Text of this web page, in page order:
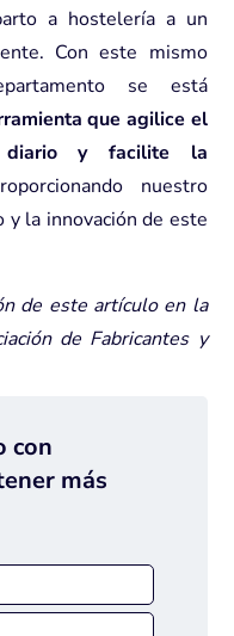
a hostelería a un
Con este mismo
se está
que agilice el
diario y facilite la
nuestro
la innovación de este
de este artículo en la
de Fabricantes y
con
más